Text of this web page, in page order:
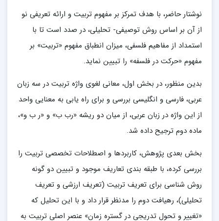
نوشتار حاضر، با هدف تمرکز بر مفهوم تربیت و ارائه تعریفی نو
از آن بر اساس روش توصیفی- تحلیلی، در صدد است تا با
استمداد از مفاهیم فلسفی، میزان انطباق مفهوم «تربیت» بر
مفهوم «حرکت در فلسفه» را تبیین نماید.
بدین منظور، در بخش اول، معانی لغوی واژه تربیت در سه زبان
عربی، فارسی و انگلیسی بررسی و برای راه یابی به معنایی واحد
از این واژه در زبان عربی، از میان دو ریشه «رب ب» و «ر ب و»،
ماده دوم ترجیح داده شد.
بخش بعدی پژوهش، کاربردها و اصطلاحات تخصصی تربیت را
بررسی کرده، با طبقه بندی تعاریف موجود و تبیین دو گونه
روش شناسی برای تعریف تربیت (تعریف ارزشی و تعریف
تحلیلی)، رهیافت دوم را مدنظر قرار داد و با این تحلیل که
«تغییر و تحول تدریجی در گستره زمان» عنصر اصلی تربیت به